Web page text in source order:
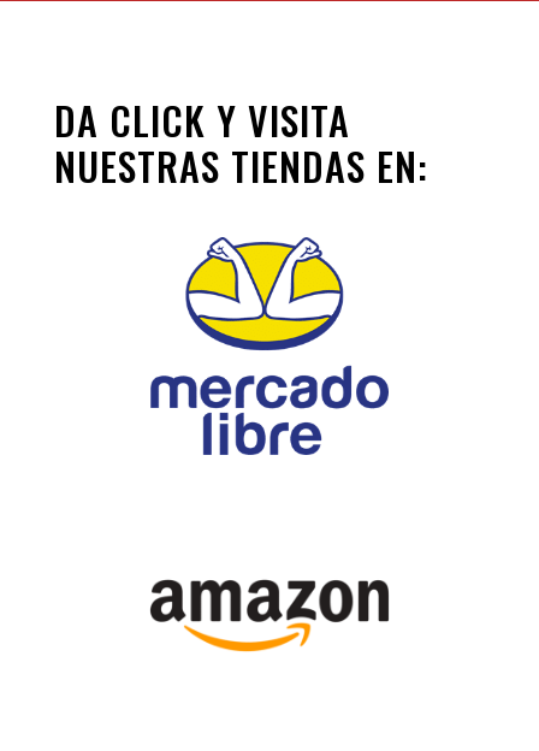
DA CLICK Y VISITA
NUESTRAS TIENDAS EN: